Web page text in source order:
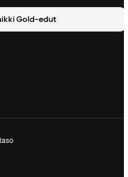
Gold-edut